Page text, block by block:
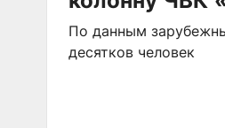
По данным
десятков человек